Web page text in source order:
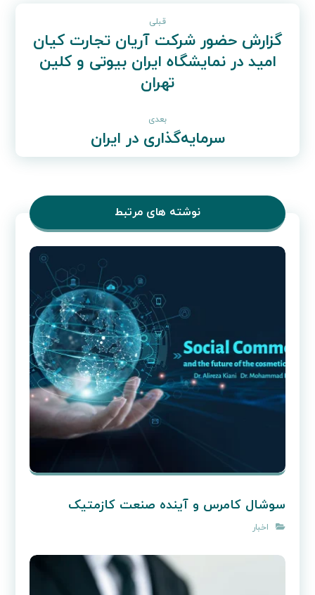
قبلی
گزارش حضور شرکت آریان تجارت کیان
امید در نمایشگاه ایران بیوتی و کلین
تهران
بعدی
سرمایه‌گذاری در ایران
نوشته های مرتبط
سوشال کامرس و آینده صنعت کازمتیک
اخبار